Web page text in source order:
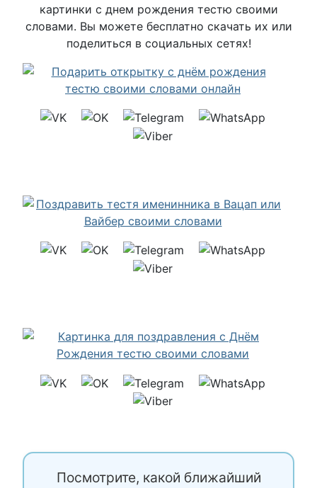
картинки с днем рождения тестю своими
словами. Вы можете бесплатно скачать их или
поделиться в социальных сетях!
Посмотрите, какой ближайший